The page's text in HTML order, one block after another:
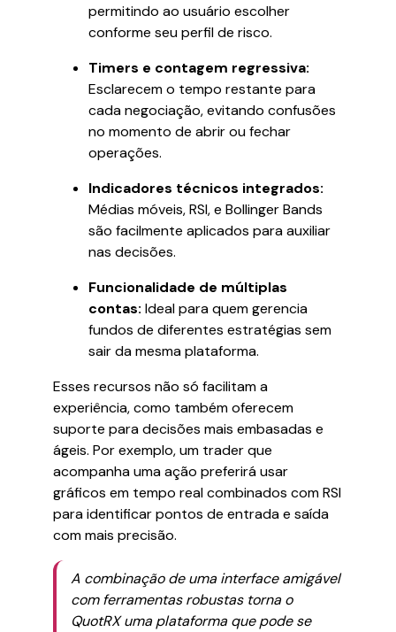
permitindo ao usuário escolher
conforme seu perfil de risco.
Timers e contagem regressiva:
Esclarecem o tempo restante para
cada negociação, evitando confusões
no momento de abrir ou fechar
operações.
Indicadores técnicos integrados:
Médias móveis, RSI, e Bollinger Bands
são facilmente aplicados para auxiliar
nas decisões.
Funcionalidade de múltiplas
contas: Ideal para quem gerencia
fundos de diferentes estratégias sem
sair da mesma plataforma.
Esses recursos não só facilitam a
experiência, como também oferecem
suporte para decisões mais embasadas e
ágeis. Por exemplo, um trader que
acompanha uma ação preferirá usar
gráficos em tempo real combinados com RSI
para identificar pontos de entrada e saída
com mais precisão.
A combinação de uma interface amigável
com ferramentas robustas torna o
QuotRX uma plataforma que pode se